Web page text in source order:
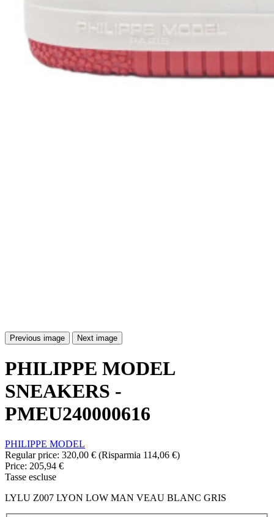
Previous image Next image
PHILIPPE MODEL
SNEAKERS -
PMEU240000616
PHILIPPE MODEL
Regular price: 320,00 € (Risparmia 114,06 €)
Price: 205,94 €
Tasse escluse
LYLU Z007 LYON LOW MAN VEAU BLANC GRIS